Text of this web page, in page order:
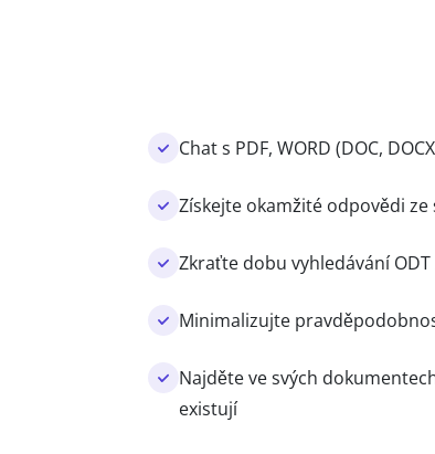
Chat s PDF, WORD (DOC,
Získejte okamžité odpovědi
Zkraťte dobu vyhledávání
Minimalizujte
Najděte ve svých
existují